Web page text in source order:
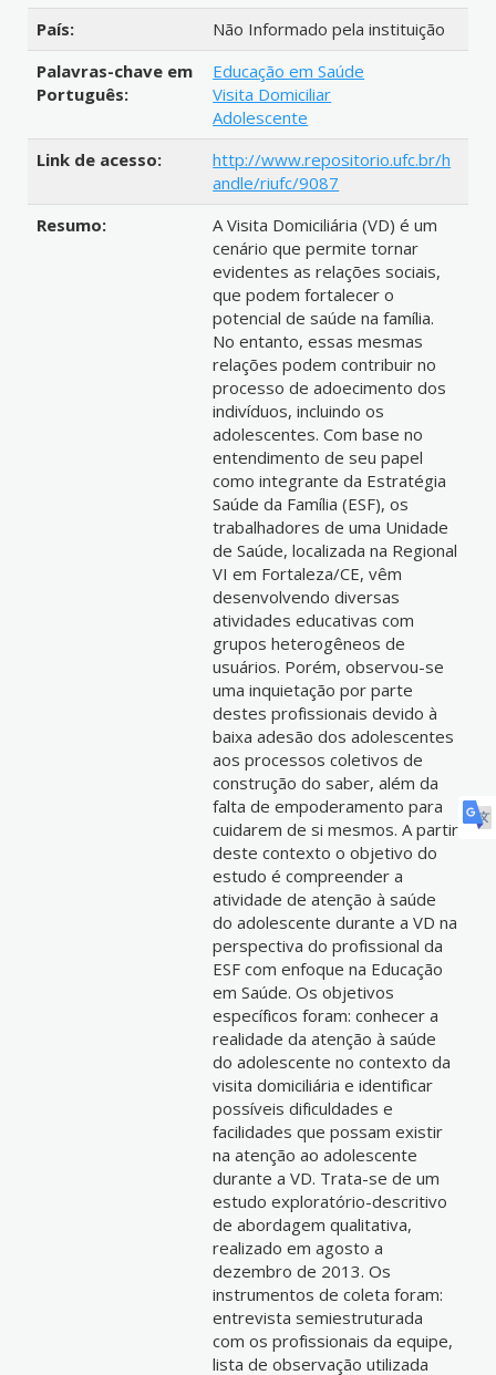
País:
Não Informado pela instituição
Palavras-chave em
Português:
Educação em Saúde
Visita Domiciliar
Adolescente
Link de acesso:
http://www.repositorio.ufc.br/h
andle/riufc/9087
Resumo:
A Visita Domiciliária (VD) é um
cenário que permite tornar
evidentes as relações sociais,
que podem fortalecer o
potencial de saúde na família.
No entanto, essas mesmas
relações podem contribuir no
processo de adoecimento dos
indivíduos, incluindo os
adolescentes. Com base no
entendimento de seu papel
como integrante da Estratégia
Saúde da Família (ESF), os
trabalhadores de uma Unidade
de Saúde, localizada na Regional
VI em Fortaleza/CE, vêm
desenvolvendo diversas
atividades educativas com
grupos heterogêneos de
usuários. Porém, observou-se
uma inquietação por parte
destes profissionais devido à
baixa adesão dos adolescentes
aos processos coletivos de
construção do saber, além da
falta de empoderamento para
cuidarem de si mesmos. A partir
deste contexto o objetivo do
estudo é compreender a
atividade de atenção à saúde
do adolescente durante a VD na
perspectiva do profissional da
ESF com enfoque na Educação
em Saúde. Os objetivos
específicos foram: conhecer a
realidade da atenção à saúde
do adolescente no contexto da
visita domiciliária e identificar
possíveis dificuldades e
facilidades que possam existir
na atenção ao adolescente
durante a VD. Trata-se de um
estudo exploratório-descritivo
de abordagem qualitativa,
realizado em agosto a
dezembro de 2013. Os
instrumentos de coleta foram:
entrevista semiestruturada
com os profissionais da equipe,
lista de observação utilizada